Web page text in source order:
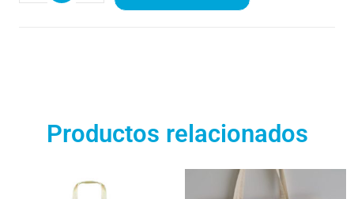
Productos relacionados